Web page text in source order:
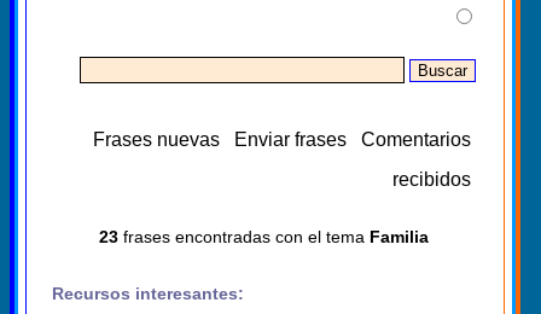
Frases nuevas Enviar frases
Comentarios
recibidos
23 frases encontradas con el tema Familia
Recursos interesantes: